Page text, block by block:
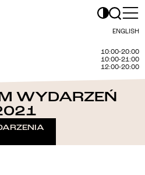
ENGLISH
10:00-20:00
10:00-21:00
12:00-20:00
WYDARZEŃ